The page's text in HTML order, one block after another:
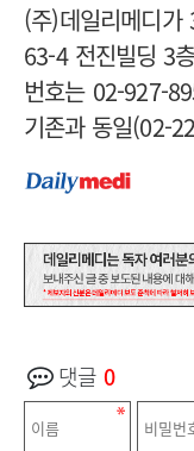
( 주)데일리메디
63-4 전진빌딩 3
번호는 02-927-
기존과 동일(02-
댓글 0